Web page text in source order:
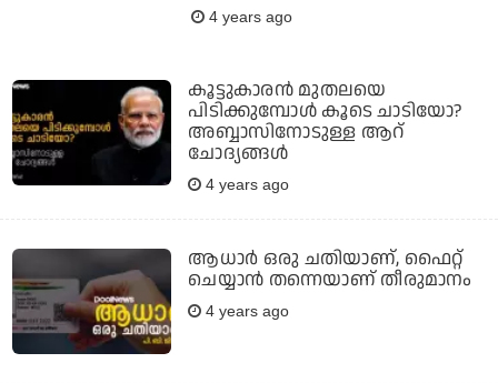
4 years ago
കൂട്ടുകാരന്‍ മുതലയെ
പിടിക്കുമ്പോള്‍ കൂടെ ചാടിയോ?
അബ്ബാസിനോടുള്ള ആറ്
ചോദ്യങ്ങള്‍
4 years ago
ആധാര്‍ ഒരു ചതിയാണ്, ഫൈറ്റ്
ചെയ്യാന്‍ തന്നെയാണ് തീരുമാനം
4 years ago